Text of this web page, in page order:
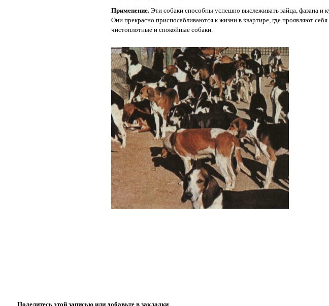
Применение.Эти собаки способны успешно выслеживать зайца, фазана и
Они прекрасно приспосабливаются к жизни в квартире, где проявляют себя
чистоплотные и спокойные собаки.
Поделитесь этой записью или добавьте в закладки